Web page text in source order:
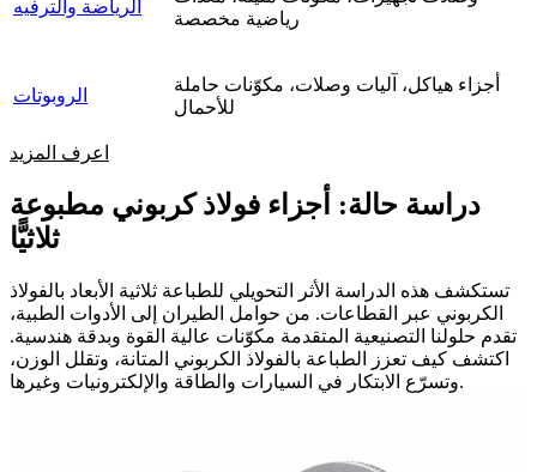
الرياضة والترفيه
رياضية مخصصة
الروبوتات
أجزاء هياكل، آليات وصلات، مكوّنات حاملة
للأحمال
اعرف المزيد
دراسة حالة: أجزاء فولاذ كربوني مطبوعة
ثلاثيًّا
تستكشف هذه الدراسة الأثر التحويلي للطباعة ثلاثية الأبعاد بالفولاذ
الكربوني عبر القطاعات. من حوامل الطيران إلى الأدوات الطبية،
تقدم حلولنا التصنيعية المتقدمة مكوّنات عالية القوة وبدقة هندسية.
اكتشف كيف تعزز الطباعة بالفولاذ الكربوني المتانة، وتقلل الوزن،
وتسرّع الابتكار في السيارات والطاقة والإلكترونيات وغيرها.